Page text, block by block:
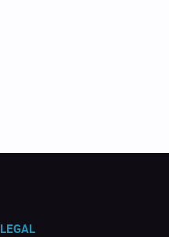
LEGAL